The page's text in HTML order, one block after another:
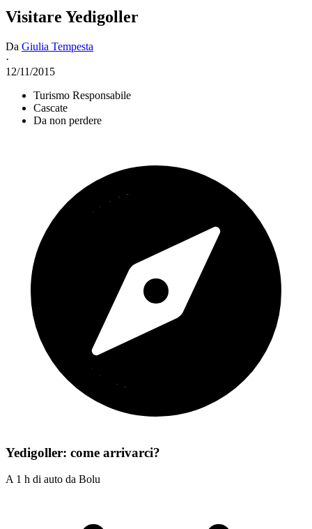
Visitare Yedigoller
Da Giulia Tempesta
·
12/11/2015
Turismo Responsabile
Cascate
Da non perdere
Yedigoller: come arrivarci?
A 1 h di auto da Bolu